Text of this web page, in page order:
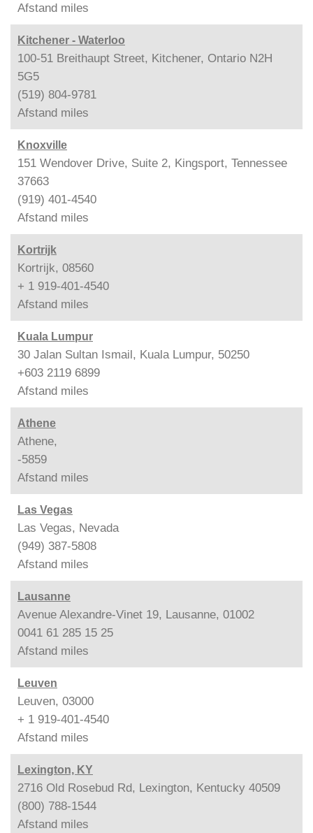
Afstand miles
Kitchener - Waterloo
100-51 Breithaupt Street, Kitchener, Ontario N2H
5G5
(519) 804-9781
Afstand miles
Knoxville
151 Wendover Drive, Suite 2, Kingsport, Tennessee
37663
(919) 401-4540
Afstand miles
Kortrijk
Kortrijk, 08560
+ 1 919-401-4540
Afstand miles
Kuala Lumpur
30 Jalan Sultan Ismail, Kuala Lumpur, 50250
+603 2119 6899
Afstand miles
Athene
Athene,
-5859
Afstand miles
Las Vegas
Las Vegas, Nevada
(949) 387-5808
Afstand miles
Lausanne
Avenue Alexandre-Vinet 19, Lausanne, 01002
0041 61 285 15 25
Afstand miles
Leuven
Leuven, 03000
+ 1 919-401-4540
Afstand miles
Lexington, KY
2716 Old Rosebud Rd, Lexington, Kentucky 40509
(800) 788-1544
Afstand miles